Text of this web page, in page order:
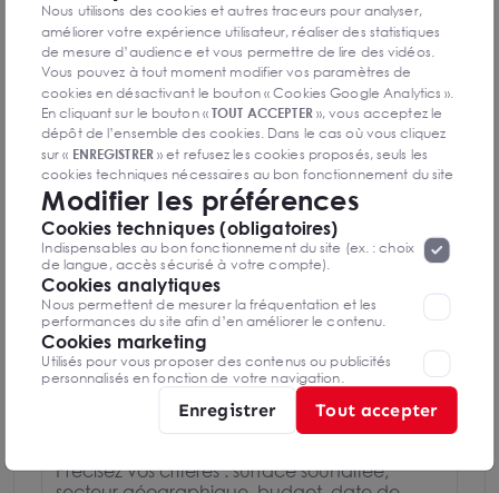
Stéphane JEUDON
Le Mans
0243281111
Mettre en favoris
Nom Prénom
Email
Téléphone
Nous utilisons des cookies et autres traceurs pour analyser,
améliorer votre expérience utilisateur, réaliser des statistiques
de mesure d’audience et vous permettre de lire des vidéos.
Vous pouvez à tout moment modifier vos paramètres de
cookies en désactivant le bouton « Cookies Google Analytics ».
En cliquant sur le bouton «TOUT ACCEPTER», vous acceptez le
dépôt de l’ensemble des cookies. Dans le cas où vous cliquez
sur « ENREGISTRER» et refusez les cookies proposés, seuls les
cookies techniques nécessaires au bon fonctionnement du site
seront déposés. Pour plus d’informations, vous pouvez consulter
«Protection des données à caractère
personnel ».Lorsque vous naviguez sur notre site internet, il
peut être amenée à déposer des cookies. Vous avez la
possibilité de désactiver les cookies, ces réglages ne seront
valables que sur le navigateur que vous utilisez actuellement
Modifier les préférences
Cookies techniques (obligatoires)
Indispensables au bon fonctionnement du site (ex. : choix
de langue, accès sécurisé à votre compte).
Cookies analytiques
Nous permettent de mesurer la fréquentation et les
performances du site afin d’en améliorer le contenu.
Cookies marketing
Utilisés pour vous proposer des contenus ou publicités
personnalisés en fonction de votre navigation.
Enregistrer Tout accepter